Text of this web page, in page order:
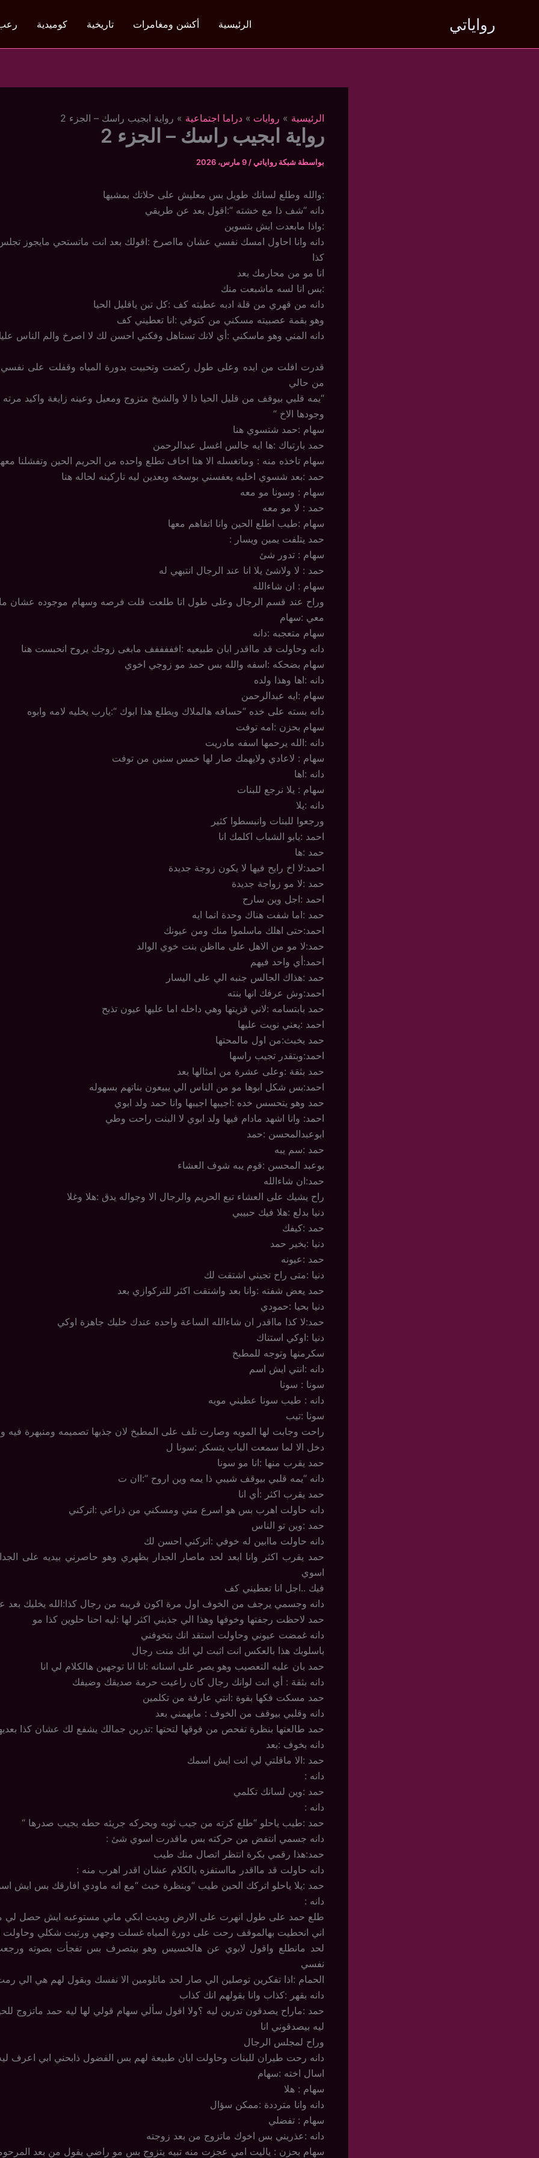
رواياتي الرئيسية أكشن ومغامرات تاريخية كوميدية
الرئيسية روايات دراما اجتماعية رواية ابجيب راسك – الجزء 2
رواية ابجيب راسك – الجزء 2
بواسطة شبكة رواياتي/ 9 مارس، 2026
:والله وطلع لسانك طويل بس معليش على حلاتك بمشيها
دانه “شف ذا مع خشته “:اقول بعد عن طريقي
:واذا مابعدت ايش بتسوين
دانه وانا احاول امسك نفسي عشان مااصرخ :اقولك بعد انت ماتستحي مايجوز
كذا
انا مو من محارمك بعد
:بس انا لسه ماشبعت منك
دانه من قهري من قلة ادبه عطيته كف :كل تبن ياقليل الحيا
وهو بقمة عصبيته مسكني من كتوفي :انا تعطيني كف
دانه المني وهو ماسكني :أي لانك تستاهل وفكني احسن لك لا اصرخ والم الناس
قدرت افلت من ايده وعلى طول ركضت وتحبيت بدورة المياه وقفلت على نفسي
من حالي
“يمه قلبي بيوقف من قليل الحيا ذا لا والشيخ متزوج ومعيل وعينه زايغة واكيد مرته
وجودها الاخ “
سهام :حمد شتسوي هنا
حمد بارتباك :ها ايه جالس اغسل عبدالرحمن
سهام تاخذه منه : وماتغسله الا هنا اخاف تطلع واحده من الحريم الحين وتفشلنا
حمد :بعد شسوي اخليه يعفسني بوسخه وبعدين ليه تاركينه لحاله هنا
سهام : وسونا مو معه
حمد : لا مو معه
سهام :طيب اطلع الحين وانا اتفاهم معها
حمد يتلفت يمين ويسار :
سهام : تدور شئ
حمد : لا ولاشئ يلا انا عند الرجال انتبهي له
سهام : ان شاءالله
وراح عند قسم الرجال وعلى طول انا طلعت قلت فرصه وسهام موجوده عشان
معي :سهام
سهام متعجبه :دانه
دانه وحاولت قد مااقدر ابان طبيعيه :افففففف مابغى زوجك يروح انحبست هنا
سهام بضحكه :اسفه والله بس حمد مو زوجي اخوي
دانه :اها وهذا ولده
سهام :ايه عبدالرحمن
دانه بسته على خده “حسافه هالملاك ويطلع هذا ابوك “:يارب يخليه لامه وابوه
سهام بحزن :امه توفت
دانه :الله يرحمها اسفه مادريت
سهام : لاعادي ولايهمك صار لها خمس سنين من توفت
دانه :اها
سهام : يلا نرجع للبنات
دانه :يلا
ورجعوا للبنات وانبسطوا كثير
احمد :يابو الشباب اكلمك انا
حمد :ها
احمد:لا اخ رايح فيها لا يكون زوجة جديدة
حمد :لا مو زواجة جديدة
احمد :اجل وين سارح
حمد :اما شفت هناك وحدة انما ايه
احمد:حتى اهلك ماسلموا منك ومن عيونك
حمد:لا مو من الاهل على مااظن بنت خوي الوالد
احمد:أي واحد فيهم
حمد :هذاك الجالس جنبه الي على اليسار
احمد:وش عرفك انها بنته
حمد بابتسامه :لاني قزيتها وهي داخله اما عليها عيون تذبح
احمد :يعني نويت عليها
حمد بخبث:من اول مالمحتها
احمد:وبتقدر تجيب راسها
حمد بثقة :وعلى عشرة من امثالها بعد
احمد:بس شكل ابوها مو من الناس الي يبيعون بناتهم بسهوله
حمد وهو يتحسس خده :اجيبها اجيبها وانا حمد ولد ابوي
احمد: وانا اشهد مادام فيها ولد ابوي لا البنت راحت وطي
ابوعبدالمحسن :حمد
حمد :سم يبه
بوعبد المحسن :قوم يبه شوف العشاء
حمد:ان شاءالله
راح يشيك على العشاء تبع الحريم والرجال الا وجواله يدق :هلا وغلا
دنيا بدلع :هلا فيك حبيبي
حمد :كيفك
دنيا :بخير حمد
حمد :عيونه
دنيا :متى راح تجيني اشتقت لك
حمد يعض شفته :وانا بعد واشتقت اكثر للتركوازي بعد
دنيا بحيا :حمودي
حمد:لا كذا مااقدر ان شاءالله الساعة واحده عندك خليك جاهزة اوكي
دنيا :اوكي استناك
سكرمنها وتوجه للمطبخ
دانه :انتي ايش اسم
سونا : سونا
دانه : طيب سونا عطيني مويه
سونا :تيب
راحت وجابت لها المويه وصارت تلف على المطبخ لان جذبها تصميمه ومنبهرة فيه
دخل الا لما سمعت الباب يتسكر :سونا ل
حمد يقرب منها :انا مو سونا
دانه “يمه قلبي بيوقف شيبي ذا يمه وين اروح “:اان ت
حمد يقرب اكثر :أي انا
دانه حاولت اهرب بس هو اسرع مني ومسكني من ذراعي :اتركني
حمد :وين تو الناس
دانه حاولت ماابين له خوفي :اتركني احسن لك
حمد يقرب اكثر وانا ابعد لحد ماصار الجدار بظهري وهو حاصرني بيديه على
اسوي
فيك ..اجل انا تعطيني كف
دانه وجسمي يرجف من الخوف اول مرة اكون قريبه من رجال كذا:الله يخليك بعد
حمد لاحظت رجفتها وخوفها وهذا الي جذبني اكثر لها :ليه احنا حلوين كذا مو
دانه غمضت عيوني وحاولت استقد انك بتخوفني
باسلوبك هذا بالعكس انت اثبت لي انك منت رجال
حمد بان عليه التعصيب وهو يصر على اسنانه :انا انا توجهين هالكلام لي انا
دانه بثقة : أي انت لوانك رجال كان راعيت حرمة صديقك وضيفك
حمد مسكت فكها بقوة :انتي عارفة من تكلمين
دانه وقلبي بيوقف من الخوف : مايهمني بعد
حمد طالعتها بنظرة تفحص من فوقها لتحتها :تدرين جمالك يشفع لك عشان كذا
دانه بخوف :بعد
حمد :الا ماقلتي لي انت ايش اسمك
دانه :
حمد :وين لسانك تكلمي
دانه :
حمد :طيب ياحلو “طلع كرته من جيب ثوبه وبحركه جريئه حطه بجيب صدرها “
دانه جسمي انتفض من حركته بس ماقدرت اسوي شئ :
حمد:هذا رقمي بكرة انتظر اتصال منك طيب
دانه حاولت قد مااقدر مااستفزه بالكلام عشان اقدر اهرب منه :
حمد :يلا ياحلو اتركك الحين طيب “وبنظرة خبث “مع انه ماودي افارقك بس ايش
دانه :
طلع حمد على طول انهرت على الارض وبديت ابكي ماني مستوعبه ايش حصل لي
اني انحطيت بهالموقف رحت على دورة المياه غسلت وجهي ورتبت شكلي وحاولت
لحد مانطلع واقول لابوي عن هالخسيس وهو بيتصرف بس تفجأت بصوته
نفسي
الحمام :اذا تفكرين توصلين الي صار لحد ماتلومين الا نفسك وبقول لهم هي الي
دانه بقهر :كذاب وانا بقولهم انك كذاب
حمد :ماراح يصدقون تدرين ليه ؟ولا اقول سألي سهام قولي لها ليه حمد ماتزوج
ليه بيصدقوني انا
وراح لمجلس الرجال
دانه رحت طيران للبنات وحاولت ابان طبيعة لهم بس الفضول ذابحني ابي اعرف
اسال اخته :سهام
سهام : هلا
دانه وانا مترددة :ممكن سؤال
سهام : تفضلي
دانه :عذريني بس اخوك ماتزوج من بعد زوجته
سهام بحزن : ياليت امي عجزت منه تبيه يتزوج بس مو راضي يقول من بعد